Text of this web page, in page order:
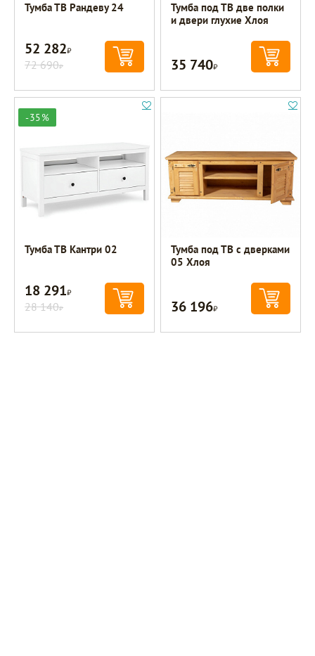
Тумба ТВ Рандеву 24
52 282Р
72 690Р
Тумба под ТВ две полки
и двери глухие Хлоя
35 740Р
-35%
Тумба ТВ Кантри 02
18 291Р
28 140Р
Тумба под ТВ с дверками
05 Хлоя
36 196Р